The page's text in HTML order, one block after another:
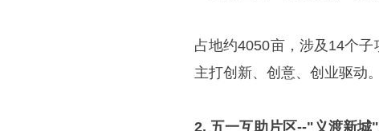
占地约4050亩，涉及14个子
主打创新、创意、创业驱动。
2. 五一互助片区--"义渡新城